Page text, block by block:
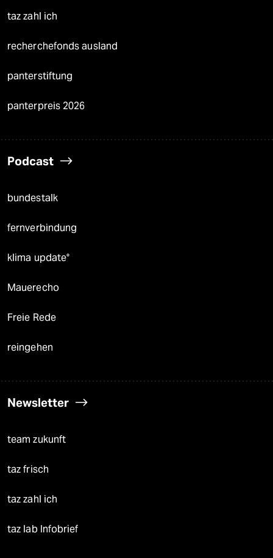
taz zahl ich
recherchefonds ausland
panterstiftung
panterpreis 2026
Podcast
bundestalk
fernverbindung
klima update°
Mauerecho
Freie Rede
reingehen
Newsletter
team zukunft
taz frisch
taz zahl ich
taz lab Infobrief